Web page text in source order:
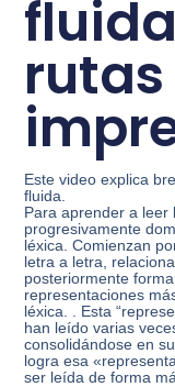
rutas
Este video explica
fluida.
Para aprender a leer
progresivamente
léxica. Comienzan
letra a letra,
posteriormente
representaciones
léxica. . Esta
han leído varias
consolidándose en
logra esa
ser leída de forma